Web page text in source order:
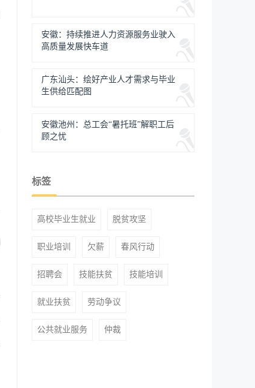
安徽：持续推进人力资源服务业驶入
高质量发展快车道
广东汕头：绘好产业人才需求与毕业
生供给匹配图
安徽池州：总工会“暑托班”解职工后
顾之忧
标签
高校毕业生就业 脱贫攻坚
职业培训 欠薪 春风行动
招聘会 技能扶贫 技能培训
就业扶贫 劳动争议
公共就业服务 仲裁